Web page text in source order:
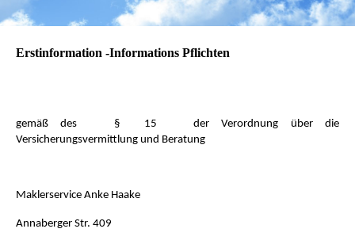
Erstinformation -Informations Pflichten
gemäß des § 15 der Verordnung über die
Versicherungsvermittlung und Beratung
Maklerservice Anke Haake
Annaberger Str. 409